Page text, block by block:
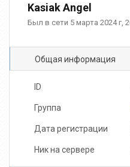
Kasiak Angel
Был в сети 5 марта 2024 г,
Общая информация
ID
Группа
Дата регистрации
Ник на сервере